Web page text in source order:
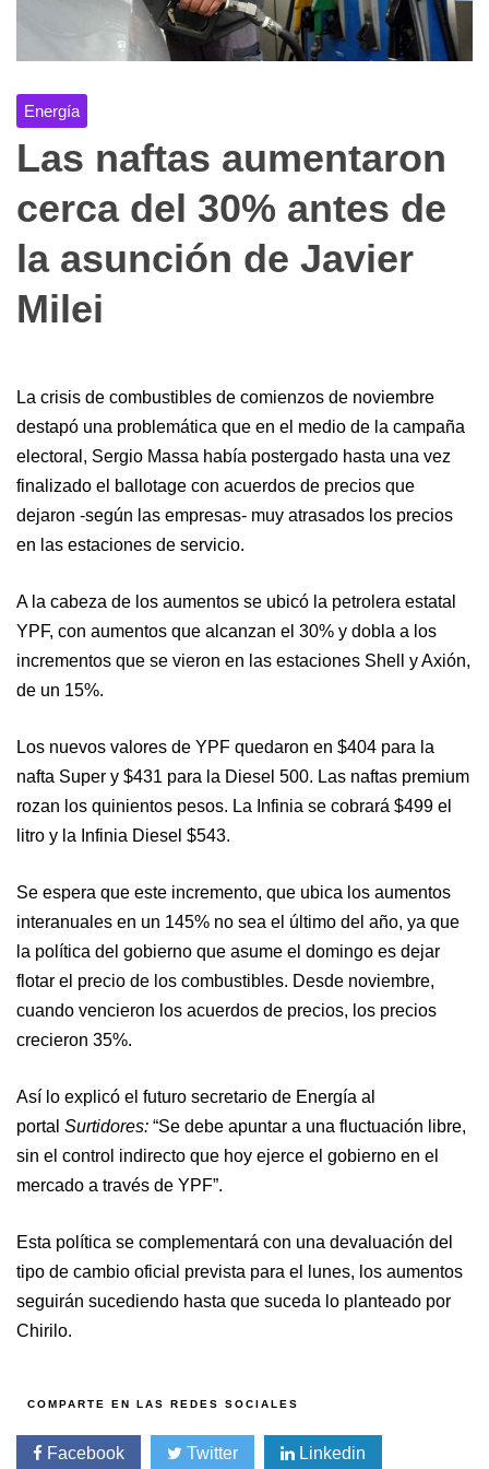
Energía
Las naftas aumentaron
cerca del 30% antes de
la asunción de Javier
Milei
La crisis de combustibles de comienzos de noviembre
destapó una problemática que en el medio de la campaña
electoral, Sergio Massa había postergado hasta una vez
finalizado el ballotage con acuerdos de precios que
dejaron -según las empresas- muy atrasados los precios
en las estaciones de servicio.
A la cabeza de los aumentos se ubicó la petrolera estatal
YPF, con aumentos que alcanzan el 30% y dobla a los
incrementos que se vieron en las estaciones Shell y Axión,
de un 15%.
Los nuevos valores de YPF quedaron en $404 para la
nafta Super y $431 para la Diesel 500. Las naftas premium
rozan los quinientos pesos. La Infinia se cobrará $499 el
litro y la Infinia Diesel $543.
Se espera que este incremento, que ubica los aumentos
interanuales en un 145% no sea el último del año, ya que
la política del gobierno que asume el domingo es dejar
flotar el precio de los combustibles. Desde noviembre,
cuando vencieron los acuerdos de precios, los precios
crecieron 35%.
Así lo explicó el futuro secretario de Energía al
portal Surtidores: “Se debe apuntar a una fluctuación libre,
sin el control indirecto que hoy ejerce el gobierno en el
mercado a través de YPF”.
Esta política se complementará con una devaluación del
tipo de cambio oficial prevista para el lunes, los aumentos
seguirán sucediendo hasta que suceda lo planteado por
Chirilo.
Facebook Twitter Linkedin